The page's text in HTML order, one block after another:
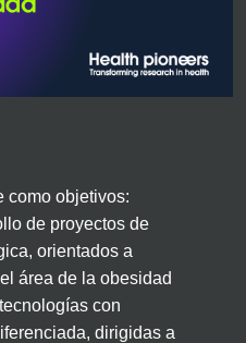
como objetivos:
de proyectos de
orientados a
área de la obesidad
con
dirigidas a